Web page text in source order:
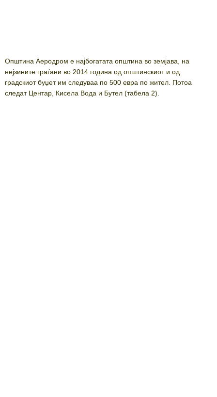
Општина Аеродром е најбогатата општина во земјава, на
нејзините граѓани во 2014 година од општинскиот и од
градскиот буџет им следуваа по 500 евра по жител. Потоа
следат Центар, Кисела Вода и Бутел (табела 2).